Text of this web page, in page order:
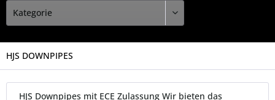
HJS DOWNPIPES
HJS Downpipes mit ECE Zulassung Wir bieten das